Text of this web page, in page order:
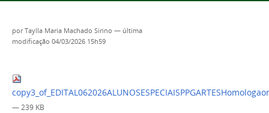
porTaylla Maria Machado Sirino — última
modificação 04/03/2026 15h59
— 239 KB